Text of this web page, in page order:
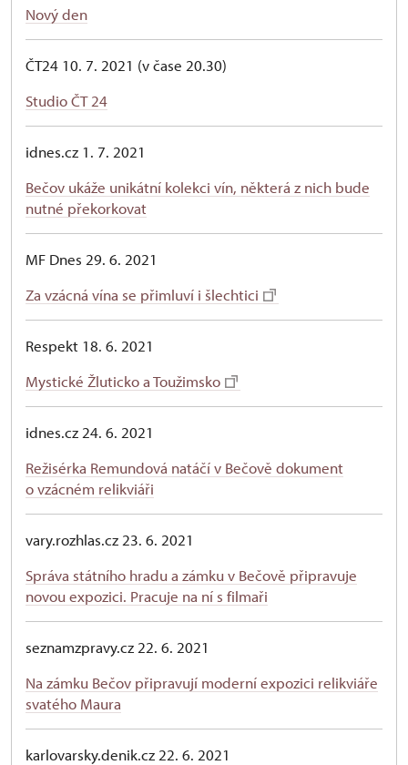
Nový den
ČT24 10. 7. 2021 (v čase 20.30)
Studio ČT 24
idnes.cz 1. 7. 2021
Bečov ukáže unikátní kolekci vín, některá z nich bude
nutné překorkovat
MF Dnes 29. 6. 2021
Za vzácná vína se přimluví i šlechtici
Respekt 18. 6. 2021
Mystické Žluticko a Toužimsko
idnes.cz 24. 6. 2021
Režisérka Remundová natáčí v Bečově dokument
o vzácném relikviáři
vary.rozhlas.cz 23. 6. 2021
Správa státního hradu a zámku v Bečově připravuje
novou expozici. Pracuje na ní s filmaři
seznamzpravy.cz 22. 6. 2021
Na zámku Bečov připravují moderní expozici relikviáře
svatého Maura
karlovarsky.denik.cz 22. 6. 2021